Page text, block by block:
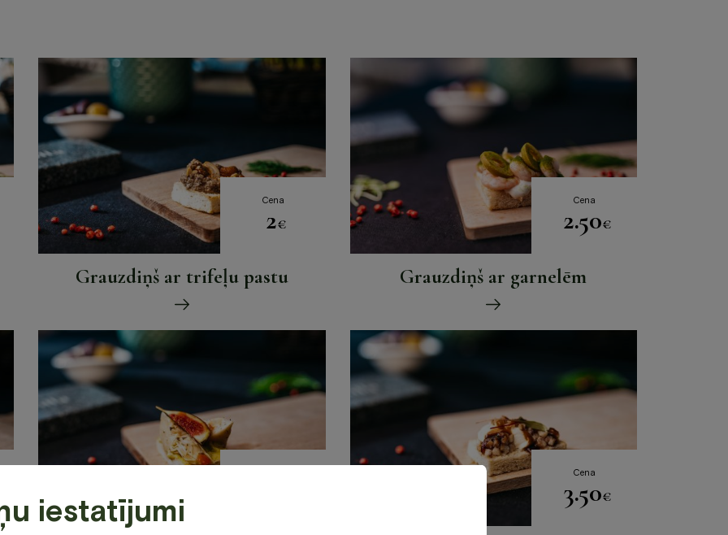
Cena
2€
Grauzdiņš ar trifeļu pastu
Cena
2.50€
Grauzdiņš ar garnelēm
Cena
3.50€
iestatījumi